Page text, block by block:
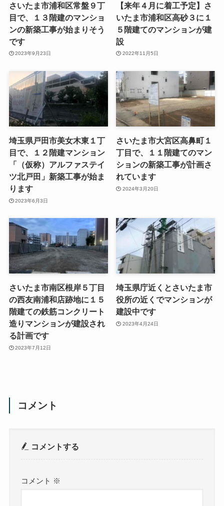
さいたま市浦和区常盤９丁
目で、１３階建のマンショ
ンの新築工事が始まりそう
です
2023年9月23日
【来年４月に着工予定】さ
いたま市浦和区高砂３に１
５階建てのマンションが建
設
2022年11月5日
埼玉県戸田市美女木東１丁
目で、１２階建マンション
「（仮称）アルファステイ
ツ北戸田」新築工事が始ま
ります
2023年6月3日
さいたま市大宮区高鼻町１
丁目で、１１階建てのマン
ションの新築工事が計画さ
れています
2024年3月20日
さいたま市南区根岸５丁目
の西友南浦和店跡地に１５
階建ての鉄筋コンクリート
造りマンションが建設され
る計画です
2023年7月12日
埼玉県庁近くとさいたま市
役所の近くでマンションが
建設中です
2023年4月24日
コメント
コメントする
コメント ※